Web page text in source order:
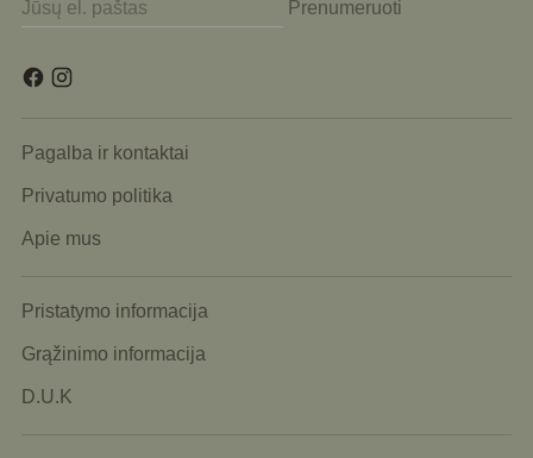
Prenumeruoti
Pagalba ir kontaktai
Privatumo politika
Apie mus
Pristatymo informacija
Grąžinimo informacija
D.U.K